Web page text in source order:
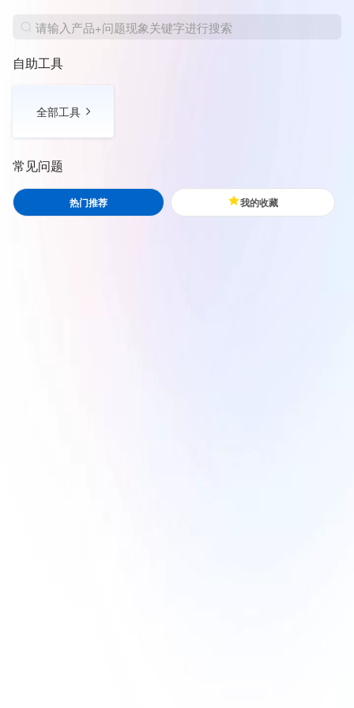
自助工具
全部工具
常见问题
热门推荐 我的收藏